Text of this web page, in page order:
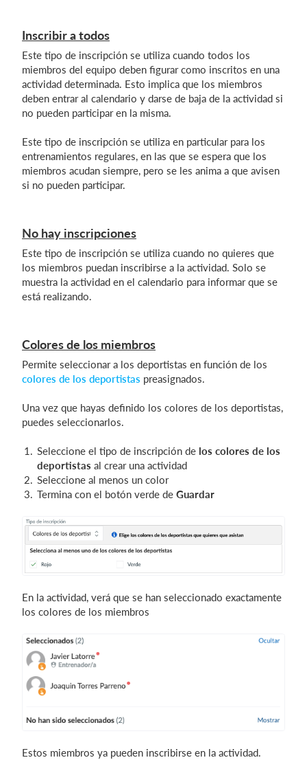
Inscribir a todos
Este tipo de inscripción se utiliza cuando todos los
miembros del equipo deben figurar como inscritos en una
actividad determinada. Esto implica que los miembros
deben entrar al calendario y darse de baja de la actividad si
no pueden participar en la misma.
Este tipo de inscripción se utiliza en particular para los
entrenamientos regulares, en las que se espera que los
miembros acudan siempre, pero se les anima a que avisen
si no pueden participar.
No hay inscripciones
Este tipo de inscripción se utiliza cuando no quieres que
los miembros puedan inscribirse a la actividad. Solo se
muestra la actividad en el calendario para informar que se
está realizando.
Colores de los miembros
Permite seleccionar a los deportistas en función de los
colores de los deportistas preasignados.
Una vez que hayas definido los colores de los deportistas,
puedes seleccionarlos.
Seleccione el tipo de inscripción de los colores de los
deportistas al crear una actividad
Seleccione al menos un color
Termina con el botón verde de Guardar
En la actividad, verá que se han seleccionado exactamente
los colores de los miembros
Estos miembros ya pueden inscribirse en la actividad.